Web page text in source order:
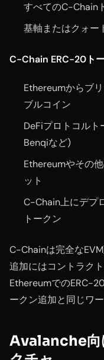
すべてのC-Chain
基軸またはクォー
C-Chain ERC-20ト
Ethereumからブ
ブルコイン
DeFiプロトコルト
Benqiなど)
Ethereumやその
ット
C-Chain上にデプ
トークン
C-Chainは完全な
追加にはコントラク
EthereumでのERC-
ークン追加と同じワ
Avalanche向